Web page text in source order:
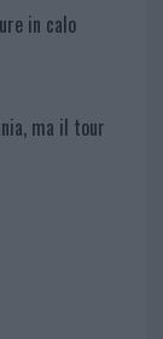
in calo
ma il tour